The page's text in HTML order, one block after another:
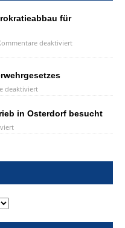
für
deaktiviert
deaktiviert
in Osterdorf besucht